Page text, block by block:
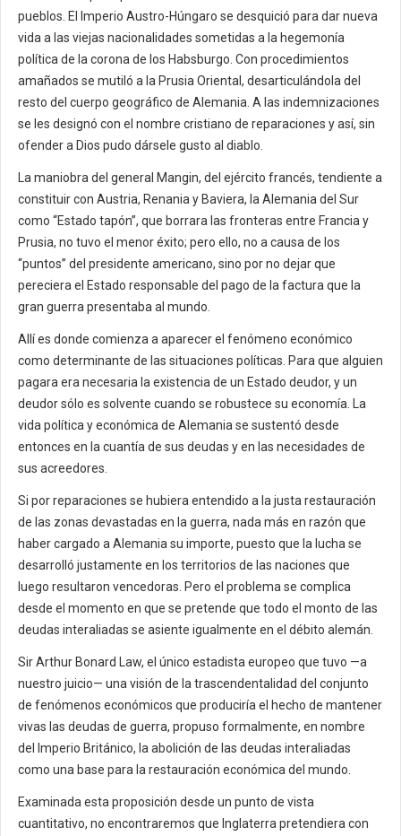
pueblos. El Imperio Austro-Húngaro se desquició para dar nueva
vida a las viejas nacionalidades sometidas a la hegemonía
política de la corona de los Habsburgo. Con procedimientos
amañados se mutiló a la Prusia Oriental, desarticulándola del
resto del cuerpo geográfico de Alemania. A las indemnizaciones
se les designó con el nombre cristiano de reparaciones y así, sin
ofender a Dios pudo dársele gusto al diablo.
La maniobra del general Mangin, del ejército francés, tendiente a
constituir con Austria, Renania y Baviera, la Alemania del Sur
como “Estado tapón”, que borrara las fronteras entre Francia y
Prusia, no tuvo el menor éxito; pero ello, no a causa de los
“puntos” del presidente americano, sino por no dejar que
pereciera el Estado responsable del pago de la factura que la
gran guerra presentaba al mundo.
Allí es donde comienza a aparecer el fenómeno económico
como determinante de las situaciones políticas. Para que alguien
pagara era necesaria la existencia de un Estado deudor, y un
deudor sólo es solvente cuando se robustece su economía. La
vida política y económica de Alemania se sustentó desde
entonces en la cuantía de sus deudas y en las necesidades de
sus acreedores.
Si por reparaciones se hubiera entendido a la justa restauración
de las zonas devastadas en la guerra, nada más en razón que
haber cargado a Alemania su importe, puesto que la lucha se
desarrolló justamente en los territorios de las naciones que
luego resultaron vencedoras. Pero el problema se complica
desde el momento en que se pretende que todo el monto de las
deudas interaliadas se asiente igualmente en el débito alemán.
Sir Arthur Bonard Law, el único estadista europeo que tuvo —a
nuestro juicio— una visión de la trascendentalidad del conjunto
de fenómenos económicos que produciría el hecho de mantener
vivas las deudas de guerra, propuso formalmente, en nombre
del Imperio Británico, la abolición de las deudas interaliadas
como una base para la restauración económica del mundo.
Examinada esta proposición desde un punto de vista
cuantitativo, no encontraremos que Inglaterra pretendiera con